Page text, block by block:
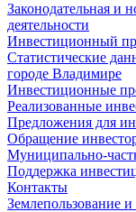
Законодательная и
деятельности
Инвестиционный
Статистические
городе Владимире
Инвестиционные
Реализованные
Предложения для
Обращение
Муниципально-
Поддержка
Контакты
Землепользование и